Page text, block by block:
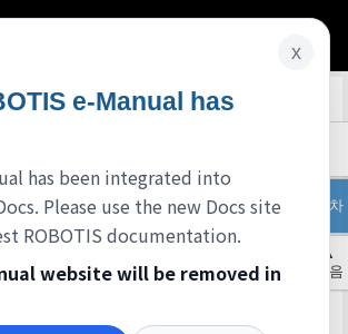
목차
▲
처음
Edit on GitHub
x
e-Manual has
has been integrated into
Please use the new Docs site
ROBOTIS documentation.
website will be removed in